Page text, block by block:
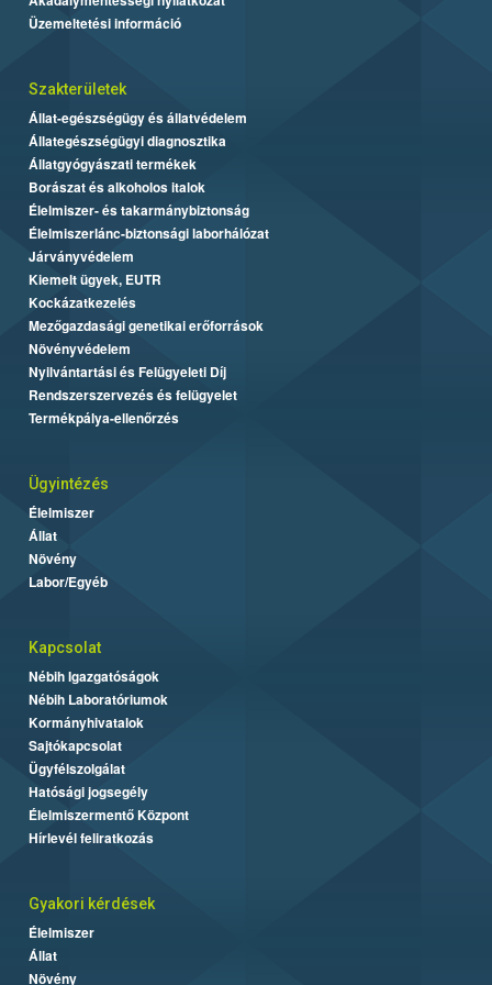
Üzemeltetési információ
Szakterületek
Állat-egészségügy és állatvédelem
Állategészségügyi diagnosztika
Állatgyógyászati termékek
Borászat és alkoholos italok
Élelmiszer- és takarmánybiztonság
Élelmiszerlánc-biztonsági laborhálózat
Járványvédelem
Kiemelt ügyek, EUTR
Kockázatkezelés
Mezőgazdasági genetikai erőforrások
Növényvédelem
Nyilvántartási és Felügyeleti Díj
Rendszerszervezés és felügyelet
Termékpálya-ellenőrzés
Ügyintézés
Élelmiszer
Állat
Növény
Labor/Egyéb
Kapcsolat
Nébih Igazgatóságok
Nébih Laboratóriumok
Kormányhivatalok
Sajtókapcsolat
Ügyfélszolgálat
Hatósági jogsegély
Élelmiszermentő Központ
Hírlevél feliratkozás
Gyakori kérdések
Élelmiszer
Állat
Növény